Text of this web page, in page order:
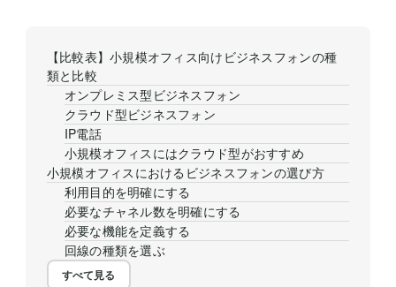
【比較表】小規模オフィス向けビジネスフォンの種
類と比較
オンプレミス型ビジネスフォン
クラウド型ビジネスフォン
IP電話
小規模オフィスにはクラウド型がおすすめ
小規模オフィスにおけるビジネスフォンの選び方
利用目的を明確にする
必要なチャネル数を明確にする
必要な機能を定義する
回線の種類を選ぶ
すべて見る